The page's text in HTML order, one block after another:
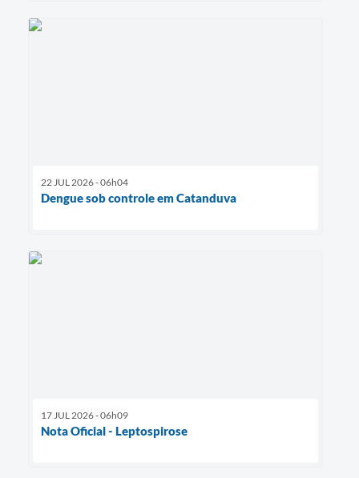
22 JUL 2026 - 06h04
Dengue sob controle em Catanduva
17 JUL 2026 - 06h09
Nota Oficial - Leptospirose